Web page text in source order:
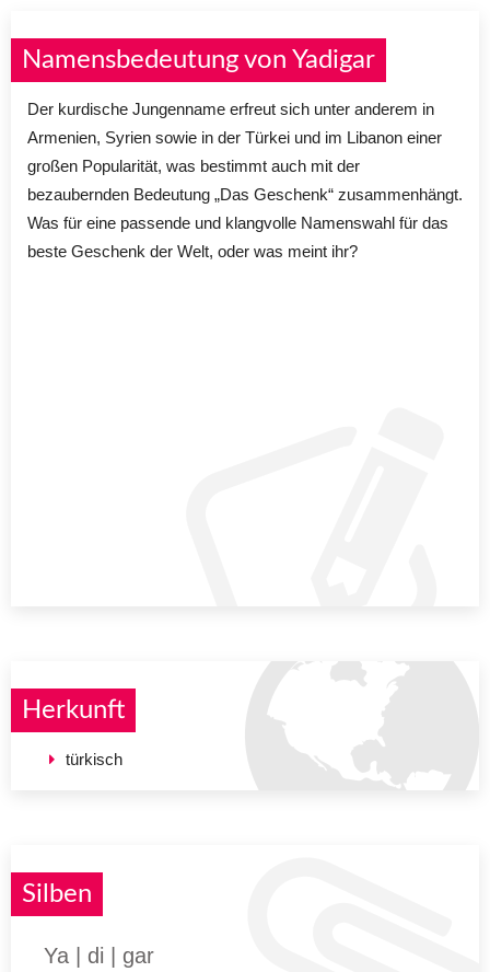
Namensbedeutung von Yadigar
Der kurdische Jungenname erfreut sich unter anderem in
Armenien, Syrien sowie in der Türkei und im Libanon einer
großen Popularität, was bestimmt auch mit der
bezaubernden Bedeutung „Das Geschenk“ zusammenhängt.
Was für eine passende und klangvolle Namenswahl für das
beste Geschenk der Welt, oder was meint ihr?
Herkunft
türkisch
Silben
Ya | di | gar